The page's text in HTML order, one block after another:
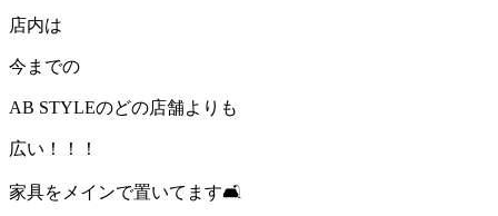
店内は
今までの
AB STYLEのどの店舗よりも
広い！！！
家具をメインで置いてます🛋